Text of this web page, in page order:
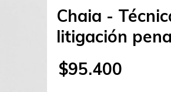
Chaia -
litigación
$95.400